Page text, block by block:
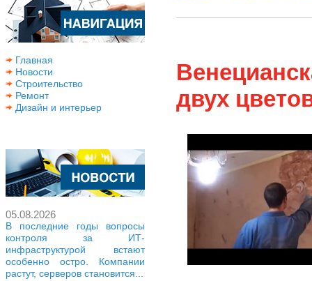
Главная
Новости
Строительство
Ремонт
Дизайн и интерьер
05.08.2026
В последние годы вопросы
контроля за ИТ-
инфраструктурой встают
особенно остро. Компании
растут, серверов становится...
двух